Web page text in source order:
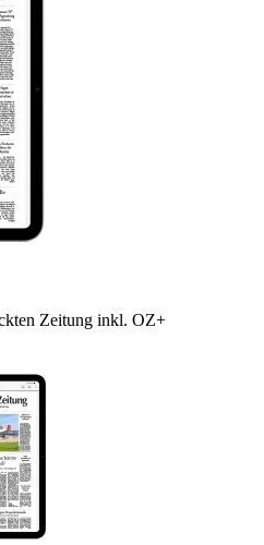
Zeitung inkl. OZ+